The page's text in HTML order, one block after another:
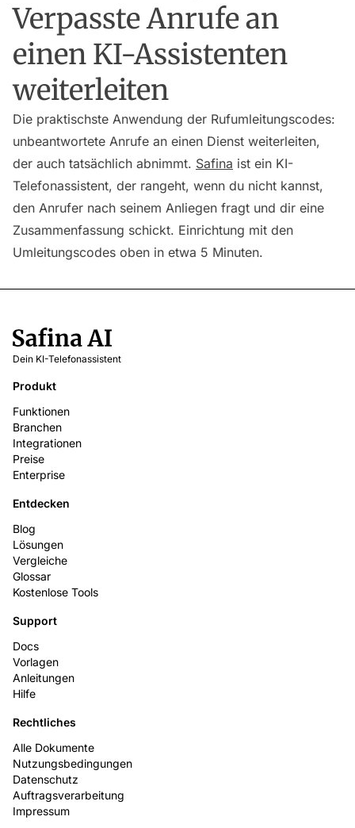
Verpasste Anrufe an
einen KI-Assistenten
weiterleiten
Die praktischste Anwendung der Rufumleitungscodes:
unbeantwortete Anrufe an einen Dienst weiterleiten,
der auch tatsächlich abnimmt. Safina ist ein KI-
Telefonassistent, der rangeht, wenn du nicht kannst,
den Anrufer nach seinem Anliegen fragt und dir eine
Zusammenfassung schickt. Einrichtung mit den
Umleitungscodes oben in etwa 5 Minuten.
Dein KI-Telefonassistent
Produkt
Funktionen
Branchen
Integrationen
Preise
Enterprise
Entdecken
Blog
Lösungen
Vergleiche
Glossar
Kostenlose Tools
Support
Docs
Vorlagen
Anleitungen
Hilfe
Rechtliches
Alle Dokumente
Nutzungsbedingungen
Datenschutz
Auftragsverarbeitung
Impressum